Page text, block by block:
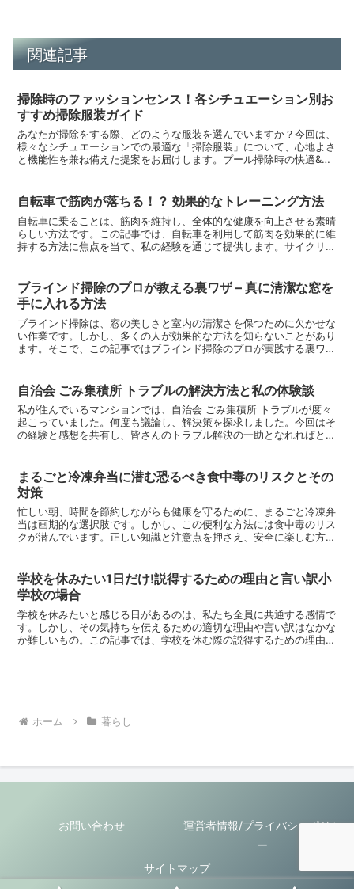
関連記事
掃除時のファッションセンス！各シチュエーション別お
すすめ掃除服装ガイド
あなたが掃除をする際、どのような服装を選んでいますか？今回は、
様々なシチュエーションでの最適な「掃除服装」について、心地よさ
と機能性を兼ね備えた提案をお届けします。プール掃除時の快適&実
自転車で筋肉が落ちる！？ 効果的なトレーニング方法
自転車に乗ることは、筋肉を維持し、全体的な健康を向上させる素晴
らしい方法です。この記事では、自転車を利用して筋肉を効果的に維
持する方法に焦点を当て、私の経験を通じて提供します。サイクリン
ブラインド掃除のプロが教える裏ワザ – 真に清潔な窓を
手に入れる方法
ブラインド掃除は、窓の美しさと室内の清潔さを保つために欠かせな
い作業です。しかし、多くの人が効果的な方法を知らないことがあり
ます。そこで、この記事ではブラインド掃除のプロが実践する裏ワザ
自治会 ごみ集積所 トラブルの解決方法と私の体験談
私が住んでいるマンションでは、自治会 ごみ集積所 トラブルが度々
起こっていました。何度も議論し、解決策を探求しました。今回はそ
の経験と感想を共有し、皆さんのトラブル解決の一助となれればと思
まるごと冷凍弁当に潜む恐るべき食中毒のリスクとその
対策
忙しい朝、時間を節約しながらも健康を守るために、まるごと冷凍弁
当は画期的な選択肢です。しかし、この便利な方法には食中毒のリス
クが潜んでいます。正しい知識と注意点を押さえ、安全に楽しむ方法
学校を休みたい1日だけ!説得するための理由と言い訳小
学校の場合
学校を休みたいと感じる日があるのは、私たち全員に共通する感情で
す。しかし、その気持ちを伝えるための適切な理由や言い訳はなかな
か難しいもの。この記事では、学校を休む際の説得するための理由や
ホーム 暮らし
お問い合わせ
運営者情報/プライバシーポリシ
ー
サイトマップ